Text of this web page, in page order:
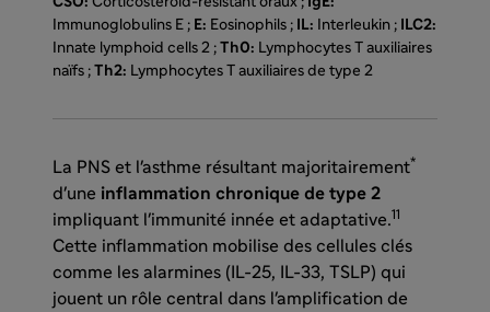
Immunoglobulins E ; E: Eosinophils ; IL: Interleukin ;
ILC2:
Innate lymphoid cells 2 ; Th0: Lymphocytes T auxiliaires
naïfs ; Th2: Lymphocytes T auxiliaires de type 2
La PNS et l'asthme résultant majoritairement*
d'une inflammation chronique de type 2
impliquant l'immunité innée et adaptative.11
Cette inflammation mobilise des cellules clés
comme les alarmines (IL-25, IL-33, TSLP) qui
jouent un rôle central dans l'amplification de